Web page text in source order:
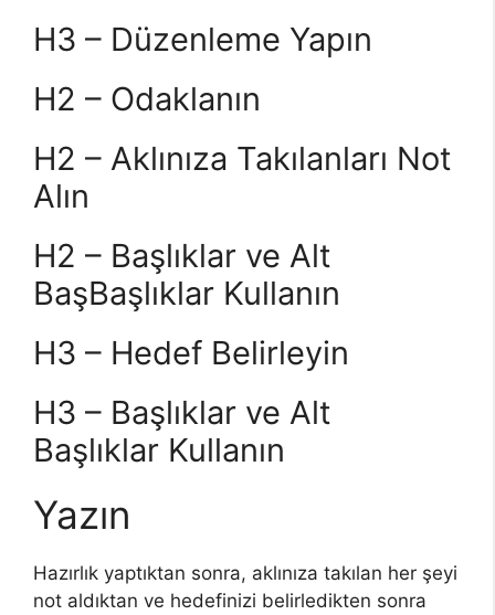
H3 – Düzenleme Yapın
H2 – Odaklanın
H2 – Aklınıza Takılanları Not
Alın
H2 – Başlıklar ve Alt
BaşBaşlıklar Kullanın
H3 – Hedef Belirleyin
H3 – Başlıklar ve Alt
Başlıklar Kullanın
Yazın
Hazırlık yaptıktan sonra, aklınıza takılan her şeyi
not aldıktan ve hedefinizi belirledikten sonra